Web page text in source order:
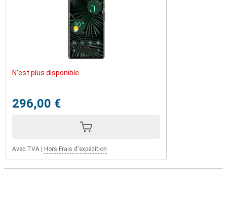
N'est plus disponible
296,00 €
Avec TVA Hors Frais d'expédition